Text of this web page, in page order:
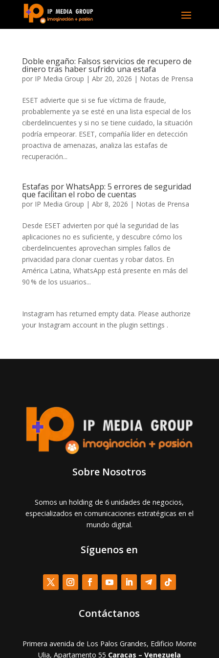
Doble engaño: Falsos servicios de recupero de
dinero tras haber sufrido una estafa
por IP Media Group | Abr 20, 2026 | Notas de Prensa
ESET advierte que si se fue víctima de fraude,
probablemente ya se esté en una lista especial de los
ciberdelincuentes y si no se tiene cuidado, la situación
podría empeorar. ESET, compañía líder en detección
proactiva de amenazas, analiza las estafas de
recuperación...
Estafas por WhatsApp: 5 errores de seguridad
que facilitan el robo de cuentas
por IP Media Group | Abr 8, 2026 | Notas de Prensa
Desde ESET advierten por qué la seguridad de las
aplicaciones no es suficiente, y descubre cómo los
ciberdelincuentes aprovechan simples fallos de
privacidad para clonar cuentas y robar datos. En
América Latina, WhatsApp está presente en más del
90 % de los usuarios...
Instagram has returned empty data. Please authorize
your Instagram account in the plugin settings .
Sobre Nosotros
Somos un holding de 6 unidades de negocios,
especializados en comunicaciones estratégicas en el
mundo digital.
Síguenos en
Contáctanos
Primera avenida de Los Palos Grandes, Edificio Monte
Ulia, Apartamento 55 Caracas – Venezuela